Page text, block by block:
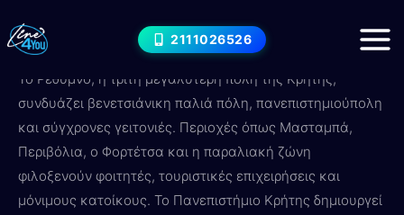
στο
περιεχόμενο
2111026526
Internet στο Ρέθυμνο — Nova
Πακέτα & Τιμές 2026
Το Ρέθυμνο, η τρίτη μεγαλύτερη πόλη της Κρήτης,
συνδυάζει βενετσιάνικη παλιά πόλη, πανεπιστημιούπολη
και σύγχρονες γειτονιές. Περιοχές όπως Μασταμπά,
Περιβόλια, ο Φορτέτσα και η παραλιακή ζώνη
φιλοξενούν φοιτητές, τουριστικές επιχειρήσεις και
μόνιμους κατοίκους. Το Πανεπιστήμιο Κρήτης δημιουργεί